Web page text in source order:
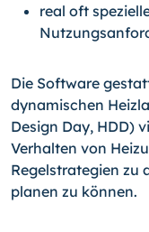
real oft
Die Software
dynamischen
Design Day, HDD)
Verhalten von
Regelstrategien zu
planen zu können.